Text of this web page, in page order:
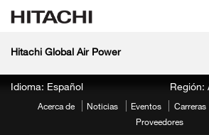
Hitachi Global Air Power
Idioma: Español Región:
Acerca de Noticias Eventos Carreras
Proveedores